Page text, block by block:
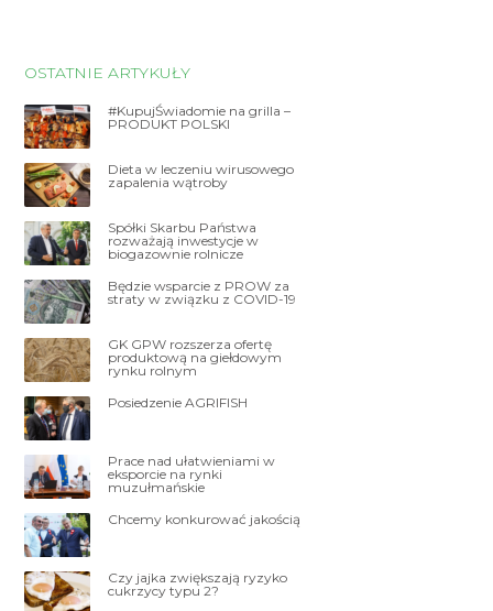
OSTATNIE ARTYKUŁY
#KupujŚwiadomie na grilla –
PRODUKT POLSKI
Dieta w leczeniu wirusowego
zapalenia wątroby
Spółki Skarbu Państwa
rozważają inwestycje w
biogazownie rolnicze
Będzie wsparcie z PROW za
straty w związku z COVID-19
GK GPW rozszerza ofertę
produktową na giełdowym
rynku rolnym
Posiedzenie AGRIFISH
Prace nad ułatwieniami w
eksporcie na rynki
muzułmańskie
Chcemy konkurować jakością
Czy jajka zwiększają ryzyko
cukrzycy typu 2?